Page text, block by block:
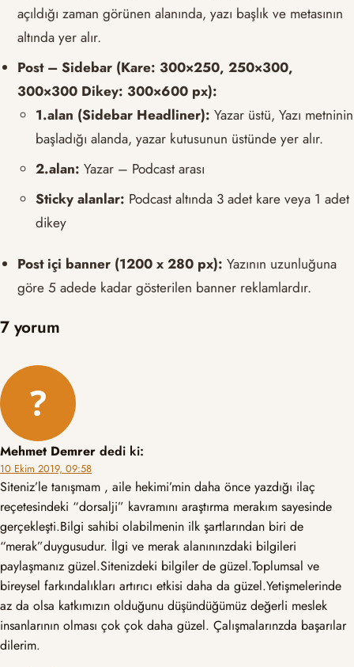
açıldığı zaman görünen alanında, yazı başlık ve metasının
altında yer alır.
Post – Sidebar (Kare: 300×250, 250×300,
300×300 Dikey: 300×600 px):
1.alan (Sidebar Headliner): Yazar üstü, Yazı metninin
başladığı alanda, yazar kutusunun üstünde yer alır.
2.alan: Yazar – Podcast arası
Sticky alanlar: Podcast altında 3 adet kare veya 1 adet
dikey
Post içi banner (1200 x 280 px): Yazının uzunluğuna
göre 5 adede kadar gösterilen banner reklamlardır.
7 yorum
Mehmet Demrer dedi ki:
10 Ekim 2019, 09:58
Siteniz’le tanışmam , aile hekimi’min daha önce yazdığı ilaç
reçetesindeki “dorsalji” kavramını araştırma merakım sayesinde
gerçekleşti.Bilgi sahibi olabilmenin ilk şartlarından biri de
“merak”duygusudur. İlgi ve merak alanınınzdaki bilgileri
paylaşmanız güzel.Sitenizdeki bilgiler de güzel.Toplumsal ve
bireysel farkındalıkları artırıcı etkisi daha da güzel.Yetişmelerinde
az da olsa katkımızın olduğunu düşündüğümüz değerli meslek
insanlarının olması çok çok daha güzel. Çalışmalarınzda başarılar
dilerim.